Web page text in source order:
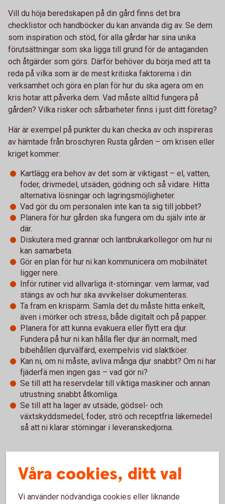
Vill du höja beredskapen på din gård finns det bra
checklistor och handböcker du kan använda dig av. Se dem
som inspiration och stöd, för alla gårdar har sina unika
förutsättningar som ska ligga till grund för de antaganden
och åtgärder som görs. Därför behöver du börja med att ta
reda på vilka som är de mest kritiska faktorerna i din
verksamhet och göra en plan för hur du ska agera om en
kris hotar att påverka dem. Vad måste alltid fungera på
gården? Vilka risker och sårbarheter finns i just ditt företag?
Här är exempel på punkter du kan checka av och inspireras
av hämtade från broschyren Rusta gården – om krisen eller
kriget kommer:
Kartlägg era behov av det som är viktigast – el, vatten,
foder, drivmedel, utsäden, gödning och så vidare. Hitta
alternativa lösningar och lagringsmöjligheter.
Vad gör du om personalen inte kan ta sig till jobbet?
Planera för hur gården ska fungera om du själv inte är
där.
Diskutera med grannar och lantbrukarkollegor om hur ni
kan samarbeta.
Gör en plan för hur ni kan kommunicera om mobilnätet
ligger nere.
Inför rutiner vid allvarliga it-störningar: vem larmar, vad
stängs av och hur ska avvikelser dokumenteras.
Ta fram en krispärm. Samla det du måste hitta enkelt,
även i mörker och stress, både digitalt och på papper.
Planera för att kunna evakuera eller flytt era djur.
Fundera på hur ni kan hålla fler djur än normalt, med
bibehållen djurvälfärd, exempelvis vid slaktköer.
Kan ni, om ni måste, avliva många djur snabbt? Om ni har
fjäderfä men ingen gas – vad gör ni?
Se till att ha reservdelar till viktiga maskiner och annan
utrustning snabbt åtkomliga.
Se till att ha lager av utsäde, gödsel- och
växtskyddsmedel, foder, strö och receptfria läkemedel
så att ni klarar störningar i leveranskedjorna.
Hela broschyren "Rusta gården – om krisen eller kriget
kommer" hittar du här:
Rusta gården – om krisen eller kriget kommer
Våra cookies, ditt val
Vi använder nödvändiga cookies eller liknande